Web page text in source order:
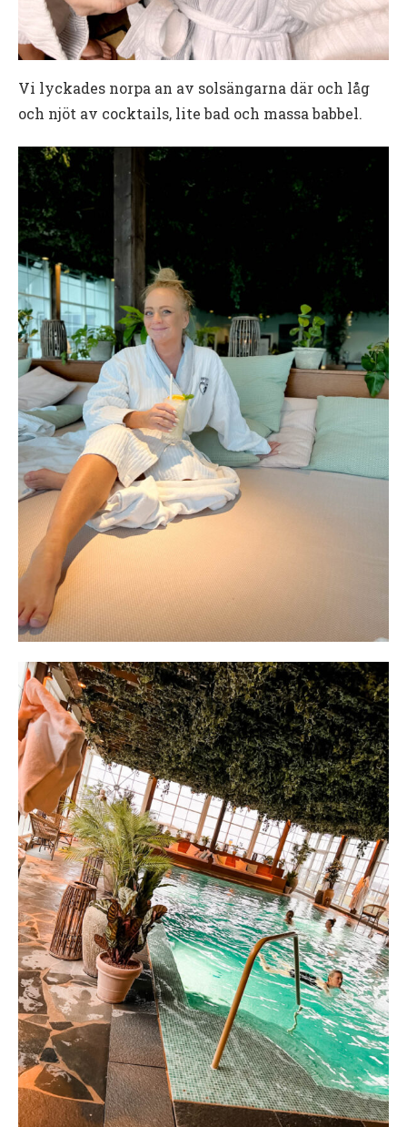
Vi lyckades norpa an av solsängarna där och låg
och njöt av cocktails, lite bad och massa babbel.